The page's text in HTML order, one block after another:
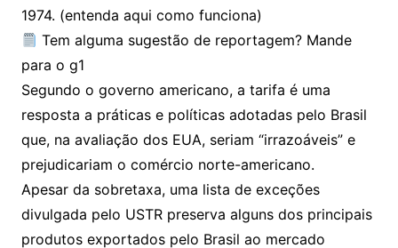
1974. (entenda aqui como funciona)
Tem alguma sugestão de reportagem? Mande
para o g1
Segundo o governo americano, a tarifa é uma
resposta a práticas e políticas adotadas pelo Brasil
que, na avaliação dos EUA, seriam “irrazoáveis” e
prejudicariam o comércio norte-americano.
Apesar da sobretaxa, uma lista de exceções
divulgada pelo USTR preserva alguns dos principais
produtos exportados pelo Brasil ao mercado